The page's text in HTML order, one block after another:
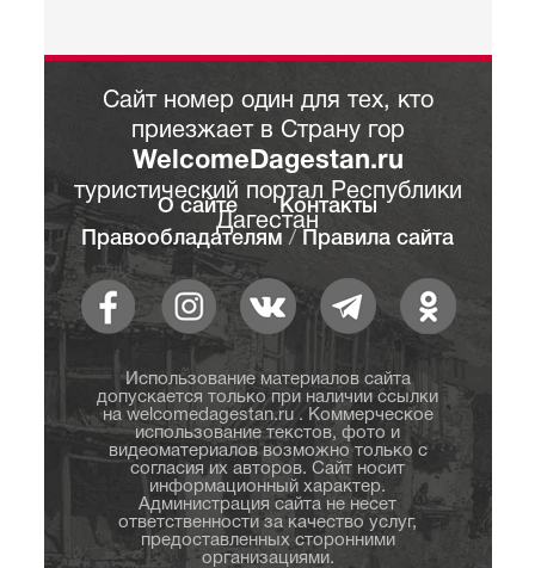
Сайт номер один для тех, кто
приезжает в Страну гор
WelcomeDagestan.ru
туристический портал Республики
Дагестан
О сайте
Контакты
Правообладателям / Правила сайта
Использование материалов сайта
допускается только при наличии ссылки
на welcomedagestan.ru . Коммерческое
использование текстов, фото и
видеоматериалов возможно только с
согласия их авторов. Сайт носит
информационный характер.
Администрация сайта не несет
ответственности за качество услуг,
предоставленных сторонними
организациями.